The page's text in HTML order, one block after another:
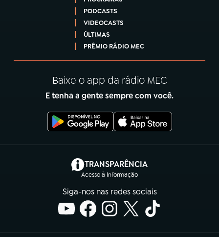
PODCASTS
VIDEOCASTS
ÚLTIMAS
PRÊMIO RÁDIO MEC
Baixe o app da rádio MEC
E tenha a gente sempre com você.
TRANSPARÊNCIA
Acesso à Informação
(abre em nova aba)
Siga-nos nas redes sociais